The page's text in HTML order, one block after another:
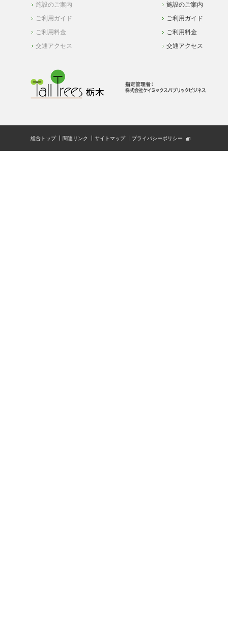
施設のご案内
ご利用ガイド
ご利用料金
交通アクセス
施設のご案内
ご利用ガイド
ご利用料金
交通アクセス
総合トップ 関連リンク サイトマップ プライバシーポリシー